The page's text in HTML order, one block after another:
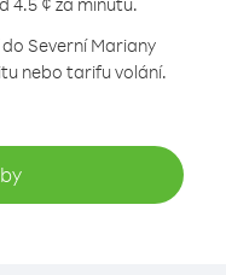
Severní Mariany
nebo tarifu volání.